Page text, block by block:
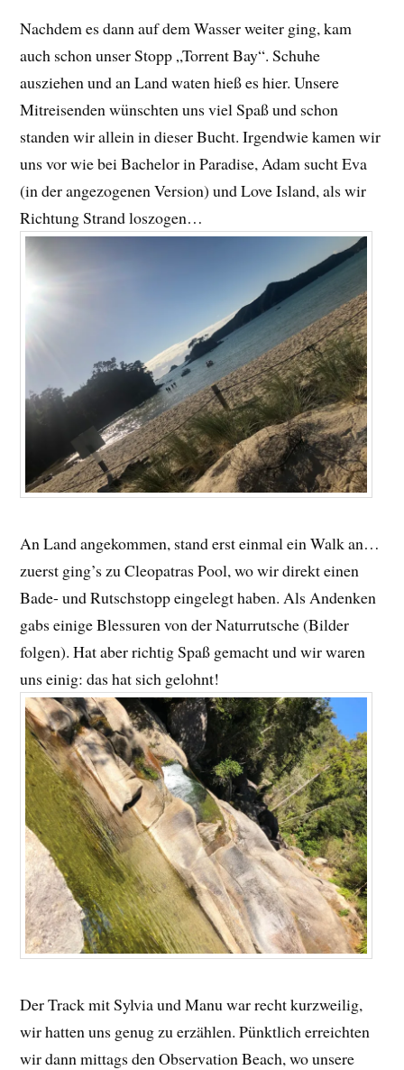
Nachdem es dann auf dem Wasser weiter ging, kam
auch schon unser Stopp „Torrent Bay“. Schuhe
ausziehen und an Land waten hieß es hier. Unsere
Mitreisenden wünschten uns viel Spaß und schon
standen wir allein in dieser Bucht. Irgendwie kamen wir
uns vor wie bei Bachelor in Paradise, Adam sucht Eva
(in der angezogenen Version) und Love Island, als wir
Richtung Strand loszogen…
An Land angekommen, stand erst einmal ein Walk an…
zuerst ging’s zu Cleopatras Pool, wo wir direkt einen
Bade- und Rutschstopp eingelegt haben. Als Andenken
gabs einige Blessuren von der Naturrutsche (Bilder
folgen). Hat aber richtig Spaß gemacht und wir waren
uns einig: das hat sich gelohnt!
Der Track mit Sylvia und Manu war recht kurzweilig,
wir hatten uns genug zu erzählen. Pünktlich erreichten
wir dann mittags den Observation Beach, wo unsere